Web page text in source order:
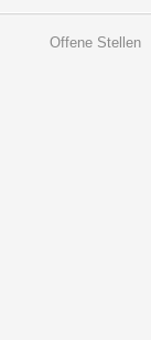
Offene Stellen